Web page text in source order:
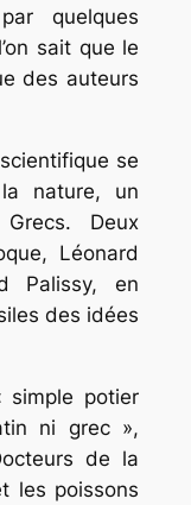
quelques
sait que le
des auteurs
se
nature, un
Deux
Léonard
Palissy, en
des idées
simple potier
ni grec »,
de la
les poissons